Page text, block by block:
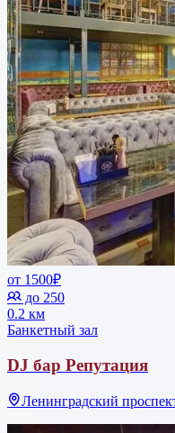
от 1500₽
до 250
0.2 км
Банкетный зал
DJ бар Репутация
Ленинградский